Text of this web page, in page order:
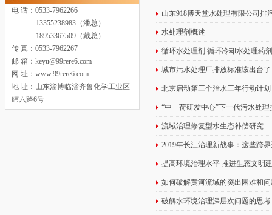
电 话：0533-7962266
13355238983（潘总）
18953367509（戴总）
传 真：0533-7962267
邮 箱：keyu@99rere6.com
网 址：www.99rere6.com
地 址：山东淄博临淄齐鲁化学工业区
纬六路6号
山东918博天堂水处理有限公司
水处理剂概述
循环水处理剂:循环冷却水处理药
城市污水处理厂排放标准该出台了
北京启动第三个治水三年行动计
“中―荷研发中心”下一代污水处
流域治理修复型水生态补偿研究
2019年长江治理新战事：这些跨
提高环境治理水平 推进生态文明
如何破解黄河流域的突出困难和问
破解水环境治理深层次问题的思考